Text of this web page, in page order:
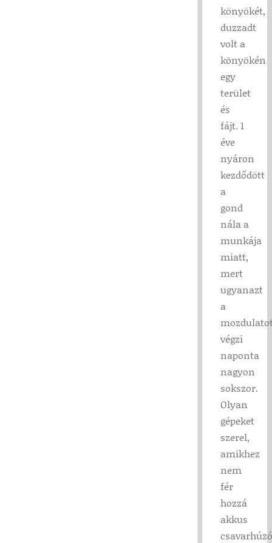
könyökét,
duzzadt
volt a
könyökén
egy
terület
és
fájt. 1
éve
nyáron
kezdődött
a
gond
nála a
munkája
miatt,
mert
ugyanazt
a
végzi
naponta
nagyon
sokszor.
Olyan
gépeket
szerel,
amikhez
nem
fér
hozzá
akkus